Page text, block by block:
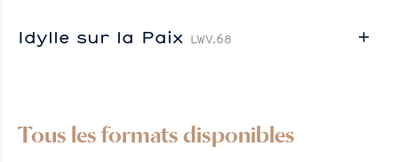
Idylle sur la Paix LWV.68
Tous les formats disponibles